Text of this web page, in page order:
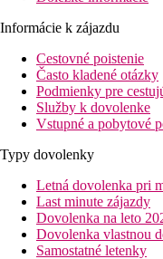
Informácie k zájazdu
Cestovné poistenie
Často kladené otázky
Podmienky pre
Služby k dovolenke
Vstupné a pobytové
Typy dovolenky
Letná dovolenka pri
Last minute zájazdy
Dovolenka na leto
Dovolenka vlastnou
Samostatné letenky